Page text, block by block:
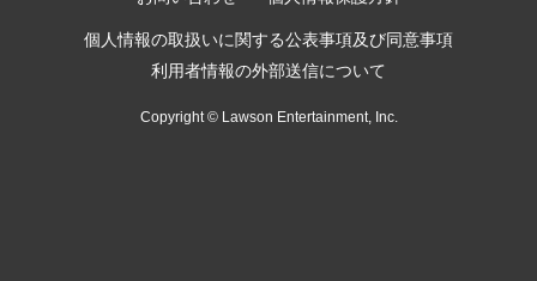
個人情報の取扱いに関する公表事項及び同意事項
利用者情報の外部送信について
Copyright © Lawson Entertainment, Inc.